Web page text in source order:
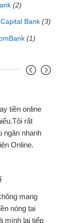
(2)
Bank (3)
(1)
tiền online
rất
ngân nhanh
Online.
mang
nóng tại
mình lại tiếp